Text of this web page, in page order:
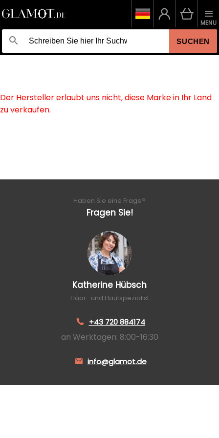
SUCHEN
MENU
Der Hersteller erlaubt uns nicht, diese Marke in Ihr Land
zu verkaufen.
Haben Sie eine Frage?
Fragen Sie!
Katherine Hübsch
Haar- und Hautspezialist
+43 720 884174
an Werktagen: 8:00-16:30
info@glamot.de